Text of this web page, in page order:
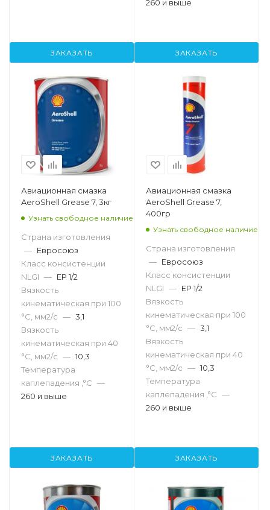
ЗАКАЗАТЬ
260 и выше
ЗАКАЗАТЬ
Авиационная смазка
AeroShell Grease 7, 3кг
Узнать свободное наличие
Страна изготовления
— Евросоюз
Класс консистенции
NLGI — EP 1/2
Вязкость
кинематическая при 100
°С, мм2/с — 3,1
Вязкость
кинематическая при 40
°С, мм2/с — 10,3
Температура
каплепадения ,°C —
260 и выше
ЗАКАЗАТЬ
Авиационная смазка
AeroShell Grease 7,
400гр
Узнать свободное наличие
Страна изготовления
— Евросоюз
Класс консистенции
NLGI — EP 1/2
Вязкость
кинематическая при 100
°С, мм2/с — 3,1
Вязкость
кинематическая при 40
°С, мм2/с — 10,3
Температура
каплепадения ,°C —
260 и выше
ЗАКАЗАТЬ